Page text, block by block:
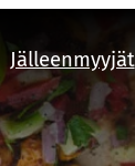
Jälleenmyyjät